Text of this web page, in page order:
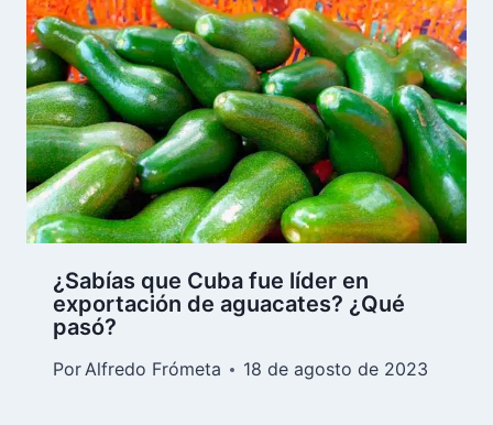
¿Sabías que Cuba fue líder en
exportación de aguacates? ¿Qué
pasó?
PorAlfredo Frómeta 18 de agosto de 2023